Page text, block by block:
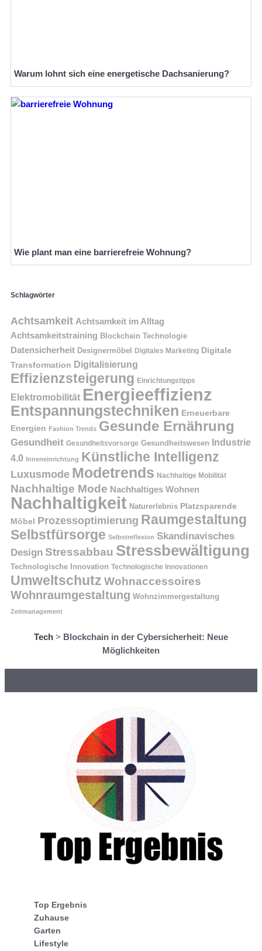
Warum lohnt sich eine energetische Dachsanierung?
Wie plant man eine barrierefreie Wohnung?
Schlagwörter
Achtsamkeit Achtsamkeit im Alltag
Achtsamkeitstraining Blockchain Technologie
Datensicherheit Designermöbel Digitales Marketing Digitale
Transformation Digitalisierung
Effizienzsteigerung Einrichtungstipps
Elektromobilität Energieeffizienz
Entspannungstechniken Erneuerbare
Energien Fashion Trends Gesunde Ernährung
Gesundheit Gesundheitsvorsorge Gesundheitswesen Industrie
4.0
Inneneinrichtung Künstliche Intelligenz
Luxusmode Modetrends Nachhaltige Mobilität
Nachhaltige Mode Nachhaltiges Wohnen
Nachhaltigkeit Naturerlebnis Platzsparende
Möbel Prozessoptimierung Raumgestaltung
Selbstfürsorge Selbstreflexion Skandinavisches
Design Stressabbau Stressbewältigung
Technologische Innovation Technologische Innovationen
Umweltschutz Wohnaccessoires
Wohnraumgestaltung Wohnzimmergestaltung
Zeitmanagement
Tech > Blockchain in der Cybersicherheit: Neue
Möglichkeiten
Top Ergebnis
Zuhause
Garten
Lifestyle